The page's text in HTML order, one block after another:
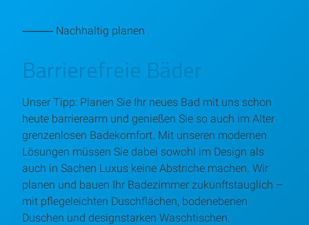
⸻ Nachhaltig planen
Barrierefreie Bäder
Unser Tipp: Planen Sie Ihr neues Bad mit uns schon
heute barrierearm und genießen Sie so auch im Alter
grenzenlosen Badekomfort. Mit unseren modernen
Lösungen müssen Sie dabei sowohl im Design als
auch in Sachen Luxus keine Abstriche machen. Wir
planen und bauen Ihr Badezimmer zukunftstauglich –
mit pflegeleichten Duschflächen, bodenebenen
Duschen und designstarken Waschtischen.